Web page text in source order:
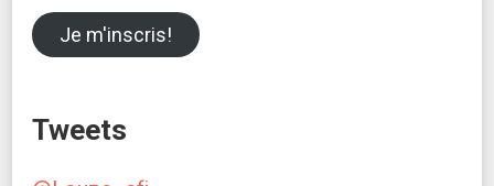
Je m'inscris!
Tweets